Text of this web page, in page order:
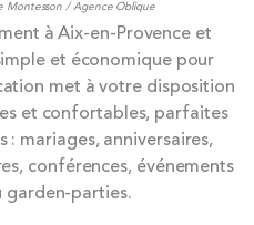
Montesson / Agence Oblique
à Aix-en-Provence et
et économique pour
met à votre disposition
et confortables, parfaites
: mariages, anniversaires,
conférences, événements
garden-parties.